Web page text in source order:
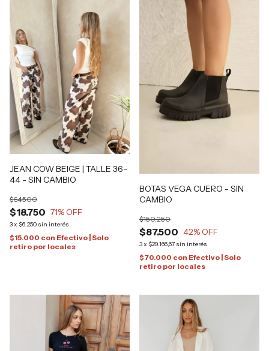
JEAN COW BEIGE | TALLE 36-
44 - SIN CAMBIO
$18.750
$64.500
71% OFF
3x $6.250 sin interés
$15.000 con Efectivo | Solo
retiro por locales
BOTAS VEGA CUERO - SIN
CAMBIO
$87.500
$150.250
42% OFF
3x $29.166,67 sin interés
$70.000 con Efectivo | Solo
retiro por locales